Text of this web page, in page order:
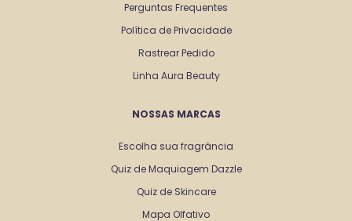
Perguntas Frequentes
Política de Privacidade
Rastrear Pedido
Linha Aura Beauty
NOSSAS MARCAS
Escolha sua fragrância
Quiz de Maquiagem Dazzle
Quiz de Skincare
Mapa Olfativo